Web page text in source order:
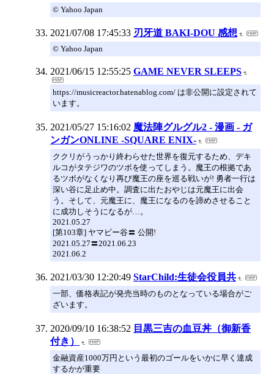
© Yahoo Japan
2021/07/08 17:45:33 刃牙道 BAKI-DOU 感想
© Yahoo Japan
2021/06/15 12:55:25 GAME NEVER SLEEPS
https://musicreactor.hatenablog.com/ は非公開に設定されて
います。
2021/05/27 15:16:02 魔法陣グルグル2 - 漫画 - ガ
ンガンONLINE -SQUARE ENIX-
ククリがうっかり終わらせた世界を復元するため、デキ
ルコがタテジワのツボを使ってしまう。魔王の根拠であ
るツボがなくなり再び魔王の座を巡る戦いが! 勇者一行は
深い谷に足止め中。調査に出たおやじは元魔王に出会
う。そして、元魔王に、魔王になるのを諦めさせること
に成功しそうになるが…。
2021.05.27
[第103章] ヤマビー谷〓 公開!
2021.05.27〓2021.06.23
2021.06.2
2021/03/30 12:20:49 StarChild:生徒会役員共
一部、価格表記が発売当時のものとなっている場合がご
ざいます。
2020/09/10 16:38:52 目黒三吉の血豆丼（御新香
付き）
金融資産1000万円という最初のゴールをいかに早く達成
するかが重要